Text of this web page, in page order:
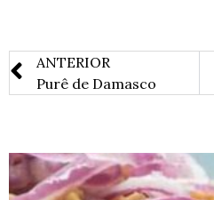
ANTERIOR
Purê de Damasco